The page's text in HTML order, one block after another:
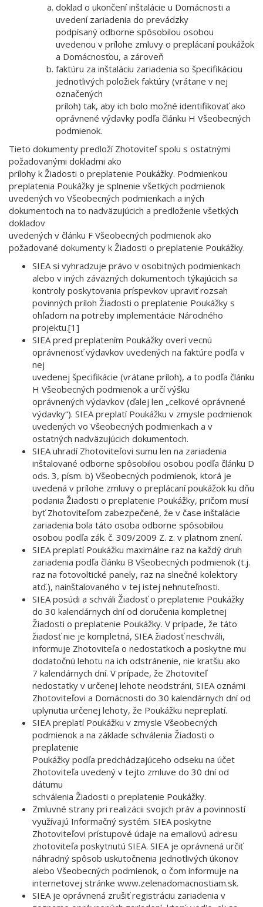
doklad o ukončení inštalácie u Domácnosti a
uvedení zariadenia do prevádzky
podpísaný odborne spôsobilou osobou
uvedenou v prílohe zmluvy o preplácaní poukážok
a Domácnosťou, a zároveň
faktúru za inštaláciu zariadenia so špecifikáciou
jednotlivých položiek faktúry (vrátane v nej
označených
príloh) tak, aby ich bolo možné identifikovať ako
oprávnené výdavky podľa článku H Všeobecných
podmienok.
Tieto dokumenty predloží Zhotoviteľ spolu s ostatnými
požadovanými dokladmi ako
prílohy k Žiadosti o preplatenie Poukážky. Podmienkou
preplatenia Poukážky je splnenie všetkých podmienok
uvedených vo Všeobecných podmienkach a iných
dokumentoch na to nadväzujúcich a predloženie všetkých
dokladov
uvedených v článku F Všeobecných podmienok ako
požadované dokumenty k Žiadosti o preplatenie Poukážky.
SIEA si vyhradzuje právo v osobitných podmienkach
alebo v iných záväzných dokumentoch týkajúcich sa
kontroly poskytovania príspevkov upraviť rozsah
povinných príloh Žiadosti o preplatenie Poukážky s
ohľadom na potreby implementácie Národného
projektu.[1]
SIEA pred preplatením Poukážky overí vecnú
oprávnenosť výdavkov uvedených na faktúre podľa v
nej
uvedenej špecifikácie (vrátane príloh), a to podľa článku
H Všeobecných podmienok a určí výšku
oprávnených výdavkov (ďalej len „celkové oprávnené
výdavky“). SIEA preplatí Poukážku v zmysle podmienok
uvedených vo Všeobecných podmienkach a v
ostatných nadväzujúcich dokumentoch.
SIEA uhradí Zhotoviteľovi sumu len na zariadenia
inštalované odborne spôsobilou osobou podľa článku D
ods. 3, písm. b) Všeobecných podmienok, ktorá je
uvedená v prílohe zmluvy o preplácaní poukážok ku dňu
podania Žiadosti o preplatenie Poukážky, pričom musí
byť Zhotoviteľom zabezpečené, že v čase inštalácie
zariadenia bola táto osoba odborne spôsobilou
osobou podľa zák. č. 309/2009 Z. z. v platnom znení.
SIEA preplatí Poukážku maximálne raz na každý druh
zariadenia podľa článku B Všeobecných podmienok (t.j.
raz na fotovoltické panely, raz na slnečné kolektory
atď.), nainštalovaného v tej istej nehnuteľnosti.
SIEA posúdi a schváli Žiadosť o preplatenie Poukážky
do 30 kalendárnych dní od doručenia kompletnej
Žiadosti o preplatenie Poukážky. V prípade, že táto
žiadosť nie je kompletná, SIEA žiadosť neschváli,
informuje Zhotoviteľa o nedostatkoch a poskytne mu
dodatočnú lehotu na ich odstránenie, nie kratšiu ako
7 kalendárnych dní. V prípade, že Zhotoviteľ
nedostatky v určenej lehote neodstráni, SIEA oznámi
Zhotoviteľovi a Domácnosti do 30 kalendárnych dní od
uplynutia určenej lehoty, že Poukážku nepreplatí.
SIEA preplatí Poukážku v zmysle Všeobecných
podmienok a na základe schválenia Žiadosti o
preplatenie
Poukážky podľa predchádzajúceho odseku na účet
Zhotoviteľa uvedený v tejto zmluve do 30 dní od
dátumu
schválenia Žiadosti o preplatenie Poukážky.
Zmluvné strany pri realizácii svojich práv a povinností
využívajú Informačný systém. SIEA poskytne
Zhotoviteľovi prístupové údaje na emailovú adresu
zhotoviteľa poskytnutú SIEA. SIEA je oprávnená určiť
náhradný spôsob uskutočnenia jednotlivých úkonov
alebo Všeobecných podmienok, o čom informuje na
internetovej stránke www.zelenadomacnostiam.sk.
SIEA je oprávnená zrušiť registráciu zariadenia v